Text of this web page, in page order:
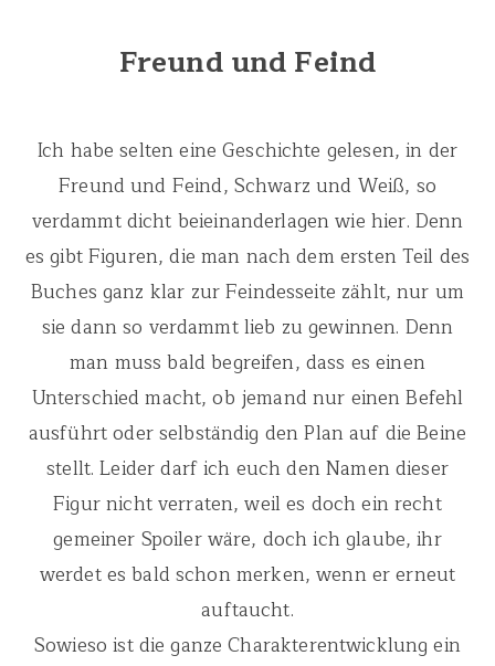
Freund und Feind
Ich habe selten eine Geschichte gelesen, in der
Freund und Feind, Schwarz und Weiß, so
verdammt dicht beieinanderlagen wie hier. Denn
es gibt Figuren, die man nach dem ersten Teil des
Buches ganz klar zur Feindesseite zählt, nur um
sie dann so verdammt lieb zu gewinnen. Denn
man muss bald begreifen, dass es einen
Unterschied macht, ob jemand nur einen Befehl
ausführt oder selbständig den Plan auf die Beine
stellt. Leider darf ich euch den Namen dieser
Figur nicht verraten, weil es doch ein recht
gemeiner Spoiler wäre, doch ich glaube, ihr
werdet es bald schon merken, wenn er erneut
auftaucht.
Sowieso ist die ganze Charakterentwicklung ein